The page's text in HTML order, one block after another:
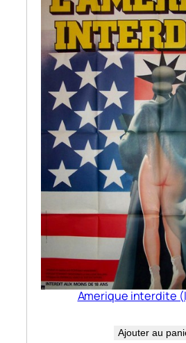
Amerique interdite
Ajouter au